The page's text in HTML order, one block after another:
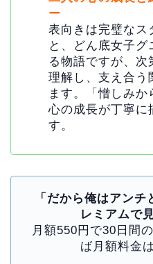
ー
表向きは完璧なス
と、どん底女子グ
る物語ですが、次
理解し、支え合う
ます。「憎しみか
心の成長が丁寧に
す。
「だから俺はアン
レミアムで
月額550円で30日間
ば月額料金